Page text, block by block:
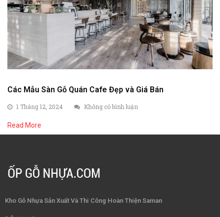
Các Mẫu Sàn Gỗ Quán Cafe Đẹp và Giá Bán
1 Tháng 12, 2024 Không có bình luận
Read More
Kho Gỗ Nhựa Sản Xuất Và Thi Công Hoàn Thiện Saman